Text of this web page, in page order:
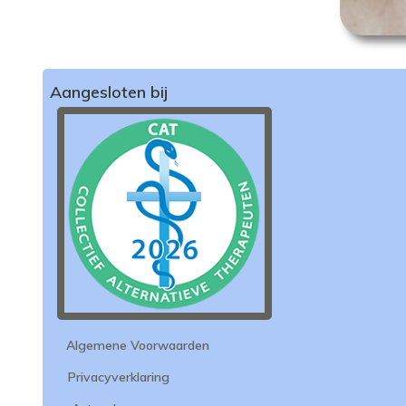
Aangesloten bij
Algemene Voorwaarden
Privacyverklaring